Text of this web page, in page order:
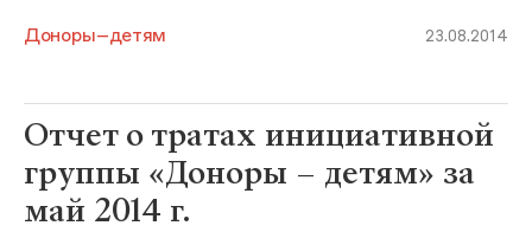
Доноры–детям 23.08.2014
Отчет о тратах инициативной
группы «Доноры – детям» за
май 2014 г.